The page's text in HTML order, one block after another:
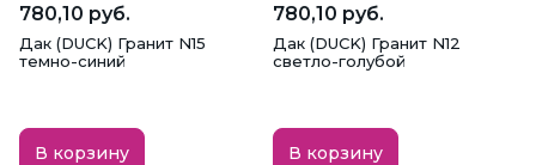
780,10 руб.
Дак (DUCK) Гранит N15
темно-синий
В корзину
780,10 руб.
Дак (DUCK) Гранит N12
светло-голубой
В корзину